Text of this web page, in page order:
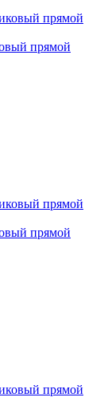
прямой
прямой